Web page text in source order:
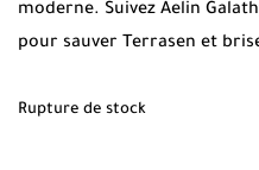
moderne. Suivez Aelin
pour sauver Terrasen et
chez **Mabooko**. Profitez
Rupture de stock